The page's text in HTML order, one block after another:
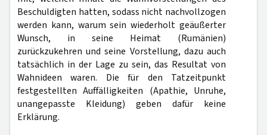
Beschuldigten hatten, sodass nicht nachvollzogen
werden kann, warum sein wiederholt geäußerter
Wunsch, in seine Heimat (Rumänien)
zurückzukehren und seine Vorstellung, dazu auch
tatsächlich in der Lage zu sein, das Resultat von
Wahnideen waren. Die für den Tatzeitpunkt
festgestellten Auffälligkeiten (Apathie, Unruhe,
unangepasste Kleidung) geben dafür keine
Erklärung.